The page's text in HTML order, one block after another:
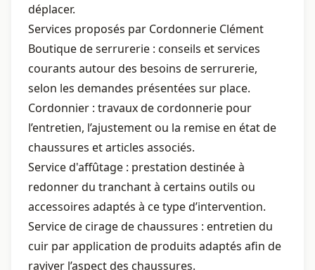
déplacer.
Services proposés par Cordonnerie Clément
Boutique de serrurerie : conseils et services
courants autour des besoins de serrurerie,
selon les demandes présentées sur place.
Cordonnier : travaux de cordonnerie pour
l’entretien, l’ajustement ou la remise en état de
chaussures et articles associés.
Service d'affûtage : prestation destinée à
redonner du tranchant à certains outils ou
accessoires adaptés à ce type d’intervention.
Service de cirage de chaussures : entretien du
cuir par application de produits adaptés afin de
raviver l’aspect des chaussures.